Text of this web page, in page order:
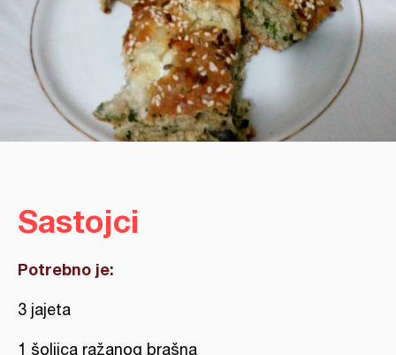
Sastojci
Potrebno je:
3 jajeta
1 šoljica ražanog brašna